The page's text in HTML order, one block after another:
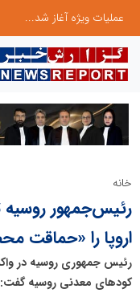
عملیات ویژه آغاز شد...
خانه
رئیس‌جمهور
اروپا را «حماقت
رئیس جمهوری روسیه در
کودهای معدنی روسیه